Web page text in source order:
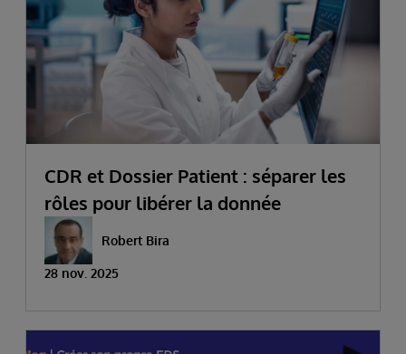
CDR et Dossier Patient : séparer les
rôles pour libérer la donnée
Robert Bira
28 nov. 2025